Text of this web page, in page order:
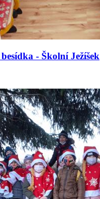
- Školní Ježíšek